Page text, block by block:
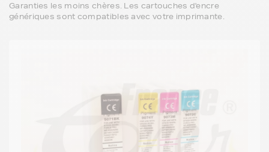
Garanties les moins chères. Les cartouches d'encre
génériques sont compatibles avec votre imprimante.